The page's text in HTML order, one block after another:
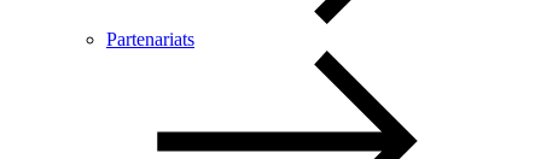
Partenariats